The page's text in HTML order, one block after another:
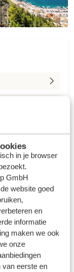
in je browser
GmbH
website goed
en
informatie
maken we ook
onze
van eerste en